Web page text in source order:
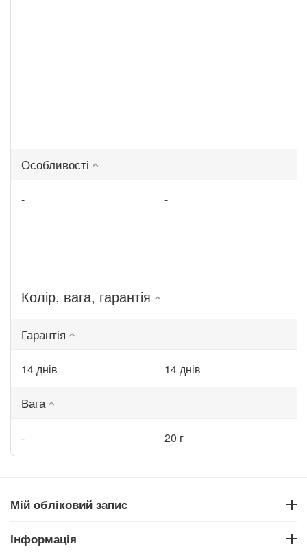
Особливості
- -
Колір, вага, гарантія
Гарантія
14 днів 14 днів
Вага
- 20 г
Мій обліковий запис
Інформація